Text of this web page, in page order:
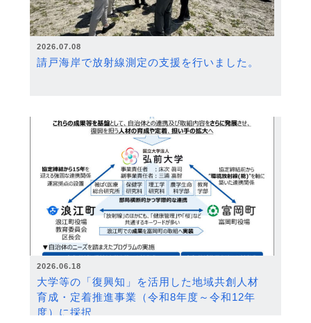
2026.07.08
請戸海岸で放射線測定の支援を行いました。
2026.06.18
大学等の「復興知」を活用した地域共創人材
育成・定着推進事業（令和8年度～令和12年
度）に採択